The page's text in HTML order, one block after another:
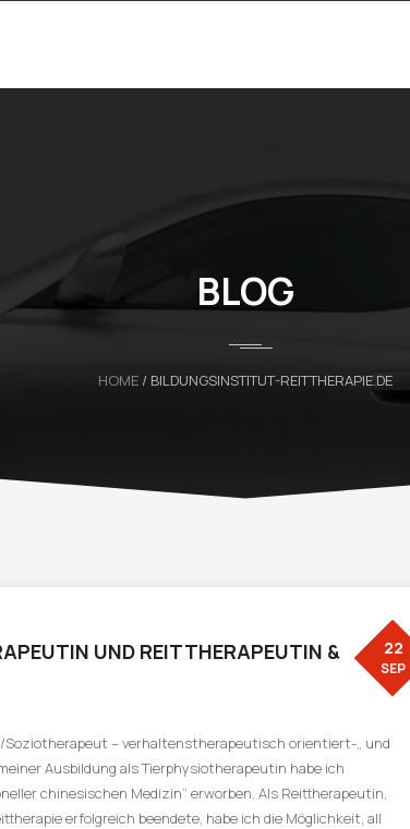
BLOG
HOME / BILDUNGSINSTITUT-REITTHERAPIE.DE
UND REITTHERAPEUTIN & 22
SEP
– verhaltenstherapeutisch orientiert-„ und
Ausbildung als Tierphysiotherapeutin habe ich
chinesischen Medizin“ erworben. Als Reittherapeutin,
erfolgreich beendete, habe ich die Möglichkeit, all